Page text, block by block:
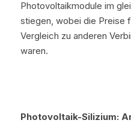
Photovoltaikmodule im
stiegen, wobei die Preise
Vergleich zu anderen
waren.
Photovoltaik-Silizium: